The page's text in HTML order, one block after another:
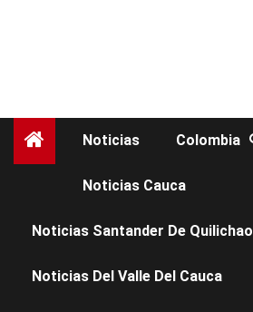
Noticias Colombia
Noticias Cauca
Noticias Santander De Quilichao
Noticias Del Valle Del Cauca